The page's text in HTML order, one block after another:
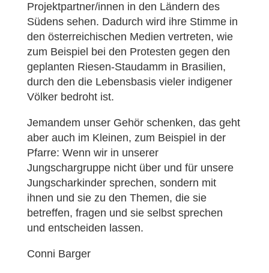
Projektpartner/innen in den Ländern des
Südens sehen. Dadurch wird ihre Stimme in
den österreichischen Medien vertreten, wie
zum Beispiel bei den Protesten gegen den
geplanten Riesen-Staudamm in Brasilien,
durch den die Lebensbasis vieler indigener
Völker bedroht ist.
Jemandem unser Gehör schenken, das geht
aber auch im Kleinen, zum Beispiel in der
Pfarre: Wenn wir in unserer
Jungschargruppe nicht über und für unsere
Jungscharkinder sprechen, sondern mit
ihnen und sie zu den Themen, die sie
betreffen, fragen und sie selbst sprechen
und entscheiden lassen.
Conni Barger